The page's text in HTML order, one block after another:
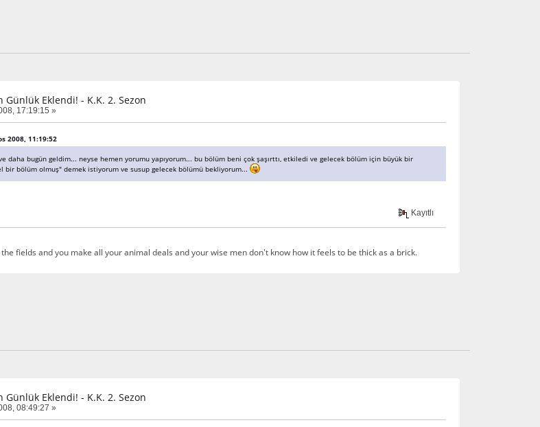
Günlük Eklendi! - K.K. 2. Sezon
17:19:15 »
2008, 11:19:52
daha bugün geldim... neyse hemen yorumu yapıyorum... bu bölüm beni çok şaşırttı, etkiledi ve gelecek bölüm için büyük bir
bir bölüm olmuş" demek istiyorum ve susup gelecek bölümü bekliyorum...
Kayıtlı
fields and you make all your animal deals and your wise men don't know how it feels to be thick as a brick.
Günlük Eklendi! - K.K. 2. Sezon
08:49:27 »